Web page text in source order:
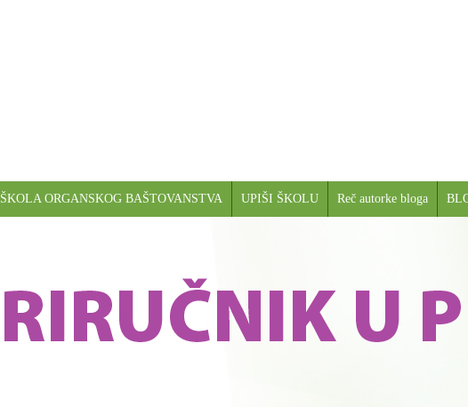
ŠKOLA ORGANSKOG BAŠTOVANSTVA UPIŠI ŠKOLU Reč autorke bloga